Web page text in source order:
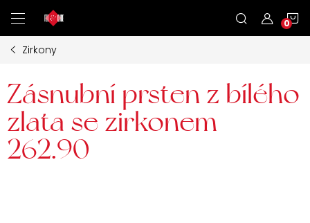
na
obsah
Zirkony
Zásnubní prsten z bílého
zlata se zirkonem
262.90